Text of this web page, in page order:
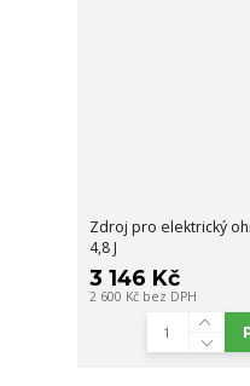
Zdroj pro elektrický
4,8 J
3 146 Kč
2 600 Kč bez DPH